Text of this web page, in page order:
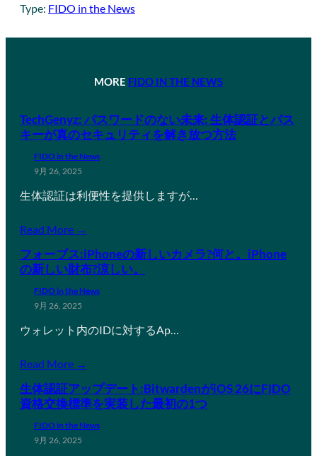
Type: FIDO in the News
MORE FIDO IN THE NEWS
TechGenyz: パスワードのない未来: 生体認証とパス
キーが真のセキュリティを解き放つ方法
FIDO in the News
9月 26, 2025
生体認証は利便性を提供しますが…
Read More →
フォーブス:iPhoneの新しいカメラ?何と。iPhone
の新しい財布?涼しい。
FIDO in the News
9月 26, 2025
ウォレット内のIDに対するAp…
Read More →
生体認証アップデート:BitwardenがiOS 26にFIDO
資格交換標準を実装した最初の1つ
FIDO in the News
9月 26, 2025